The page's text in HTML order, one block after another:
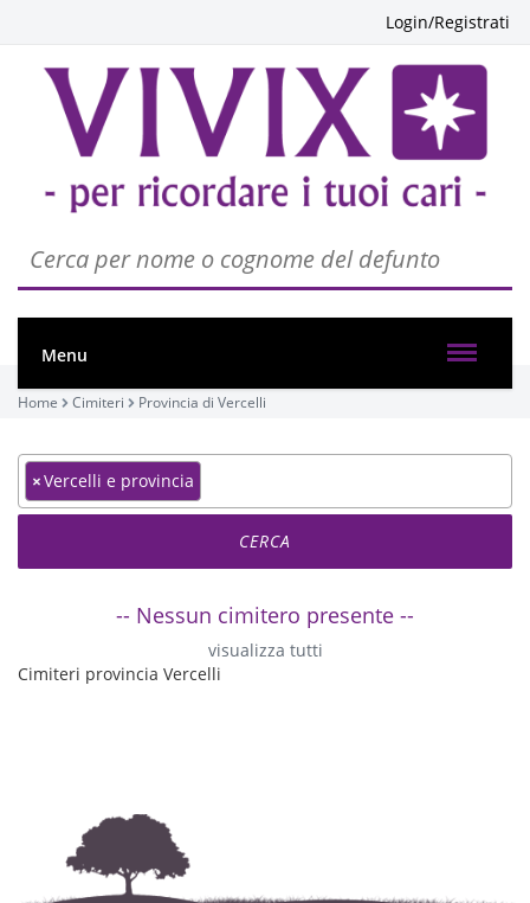
Login/Registrati
Menu
Home Cimiteri Provincia di Vercelli
×Vercelli e provincia
-- Nessun cimitero presente --
visualizza tutti
Cimiteri provincia Vercelli